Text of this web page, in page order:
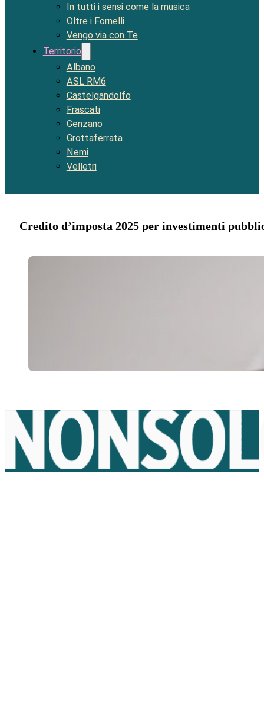
In tutti i sensi come la musica
Oltre i Fornelli
Vengo via con Te
Territorio
Albano
ASL RM6
Castelgandolfo
Frascati
Genzano
Grottaferrata
Nemi
Velletri
Credito d’imposta 2025 per investimenti